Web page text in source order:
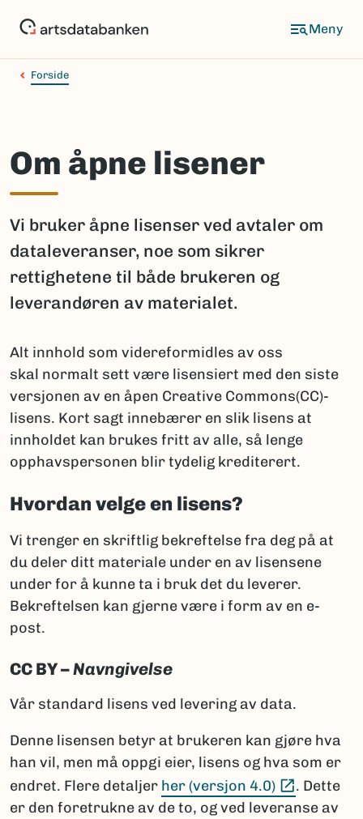
Forside
Om åpne lisener
Vi bruker åpne lisenser ved avtaler om
dataleveranser, noe som sikrer
rettighetene til både brukeren og
leverandøren av materialet.
Alt innhold som videreformidles av oss
skal normalt sett være lisensiert med den siste
versjonen av en åpen Creative Commons(CC)-
lisens. Kort sagt innebærer en slik lisens at
innholdet kan brukes fritt av alle, så lenge
opphavspersonen blir tydelig krediterert.
Hvordan velge en lisens?
Vi trenger en skriftlig bekreftelse fra deg på at
du deler ditt materiale under en av lisensene
under for å kunne ta i bruk det du leverer.
Bekreftelsen kan gjerne være i form av en e-
post.
CC BY –Navngivelse
Vår standard lisens ved levering av data.
Denne lisensen betyr at brukeren kan gjøre hva
han vil, men må oppgi eier, lisens og hva som er
endret. Flere detaljer her (versjon 4.0) (Ekstern
. Dette
er den foretrukne av de to, og ved leveranse av